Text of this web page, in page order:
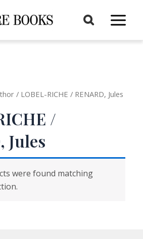
Main
/ LOBEL-RICHE / RENARD, Jules
/
Jules
were found matching